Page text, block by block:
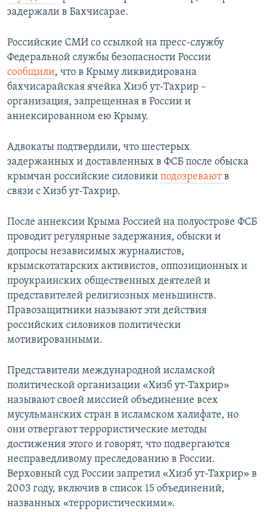
задержали в Бахчисарае.
Российские СМИ со ссылкой на пресс-службу
Федеральной службы безопасности России
сообщили, что в Крыму ликвидирована
бахчисарайская ячейка Хизб ут-Тахрир –
организация, запрещенная в России и
аннексированном ею Крыму.
Адвокаты подтвердили, что шестерых
задержанных и доставленных в ФСБ после обыска
крымчан российские силовики подозреваютв
связи с Хизб ут-Тахрир.
После аннексии Крыма Россией на полуострове ФСБ
проводит регулярные задержания, обыски и
допросы независимых журналистов,
крымскотатарских активистов, оппозиционных и
проукраинских общественных деятелей и
представителей религиозных меньшинств.
Правозащитники называют эти действия
российских силовиков политически
мотивированными.
Представители международной исламской
политической организации «Хизб ут-Тахрир»
называют своей миссией объединение всех
мусульманских стран в исламском халифате, но
они отвергают террористические методы
достижения этого и говорят, что подвергаются
несправедливому преследованию в России.
Верховный суд России запретил «Хизб ут-Тахрир» в
2003 году, включив в список 15 объединений,
названных «террористическими».